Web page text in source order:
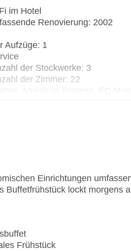
im Hotel
Renovierung: 2002
Aufzüge: 1
der Stockwerke: 3
der Zimmer: 22
Einrichtungen
Buffetfrühstück lockt morgens
Frühstück